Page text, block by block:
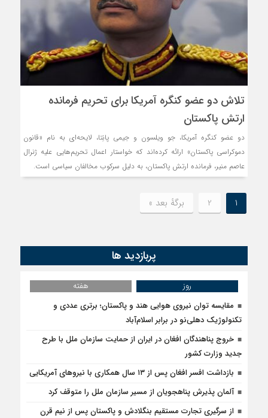
تلاش دو عضو کنگره آمریکا برای تحریم فرمانده
ارتش پاکستان
دو عضو کنگره آمریکا، جو ویلسون و جیمی پانِتا، لایحه‌ای به نام «قانون
دموکراسی پاکستان» ارائه کرده‌اند که خواستار اعمال تحریم‌هایی علیه ژنرال
عاصم منیر، فرمانده ارتش پاکستان، به دلیل سرکوب مخالفان سیاسی است.
1
2 برگهٔ بعد »
پربازدید ها
روز
هفته
مقایسه توان نیروی هوایی هند و پاکستان؛ برتری عددی و
تکنولوژیک دهلی‌نو در برابر اسلام‌آباد
خروج پناهندگان افغان در ایران از حمایت سازمان ملل با طرح
جدید وزارت کشور
بازداشت افسر افغان پس از ۱۳ سال همکاری با نیروهای آمریکایی
آلمان پذیرش پناهجویان از مسیر سازمان ملل را متوقف کرد
از سرگیری تجارت مستقیم بنگلادش و پاکستان پس از نیم قرن